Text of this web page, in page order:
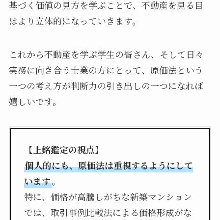
基づく価値の見方を学ぶことで、不動産を見る目
はより立体的になっていきます。
これから不動産を学ぶ学生の皆さん、そして日々
実務に向き合う士業の方にとって、原価法という
一つの考え方が判断力の引き出しの一つになれば
嬉しいです。
【 上銘鑑定の視点】
個人的にも、原価法は重視するようにして
います。
特に、価格が高騰しがちな新築マンション
では、取引事例比較法による価格形成がな